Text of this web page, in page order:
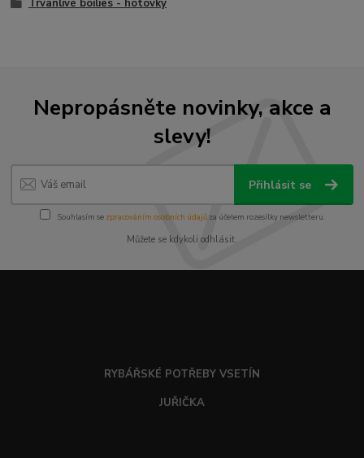
Trvanlivé boilies - hotovky
Nepropásněte novinky, akce a
slevy!
Přihlásit se
Souhlasím se zpracováním osobních údajůza účelem rozesílky newsletteru.
Můžete se kdykoli odhlásit.
RYBÁŘSKÉ POTŘEBY VSETÍN
JUŘIČKA